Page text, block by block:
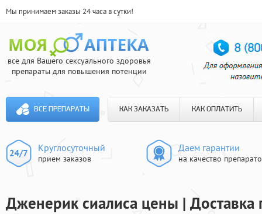
Мы принимаем заказы 24 часа в сутки!
все для Вашего сексуального здоровья
препараты для повышения потенции
ВСЕ ПРЕПАРАТЫ КАК ЗАКАЗАТЬ КАК ОПЛАТИТЬ
Круглосуточный
прием заказов
Даем гарантии
на качество
Дженерик сиалиса цены | Доставка